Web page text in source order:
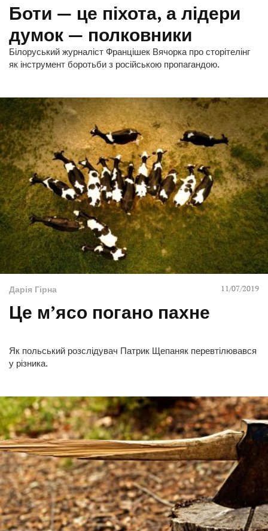
Боти — це піхота, а лідери
думок — полковники
Білоруський журналіст Францішек Вячорка про сторітелінг
як інструмент боротьби з російською пропагандою.
Дарія Гірна 11/07/2019
Це м’ясо погано пахне
Як польський розслідувач Патрик Щепаняк перевтілювався
у різника.